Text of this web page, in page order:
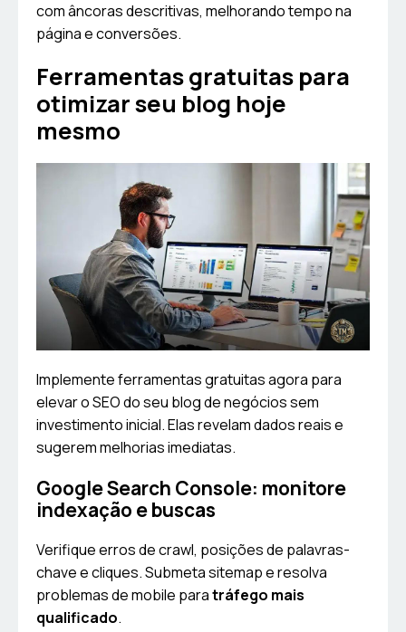
com âncoras descritivas, melhorando tempo na
página e conversões.
Ferramentas gratuitas para
otimizar seu blog hoje
mesmo
Implemente ferramentas gratuitas agora para
elevar o SEO do seu blog de negócios sem
investimento inicial. Elas revelam dados reais e
sugerem melhorias imediatas.
Google Search Console: monitore
indexação e buscas
Verifique erros de crawl, posições de palavras-
chave e cliques. Submeta sitemap e resolva
problemas de mobile paratráfego mais
qualificado.